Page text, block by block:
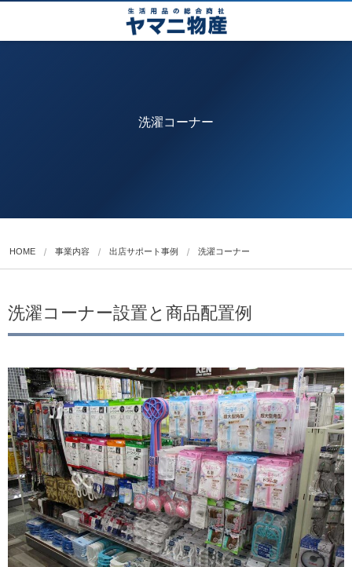
洗濯コーナー
HOME 事業内容 出店サポート事例 洗濯コーナー
洗濯コーナー設置と商品配置例